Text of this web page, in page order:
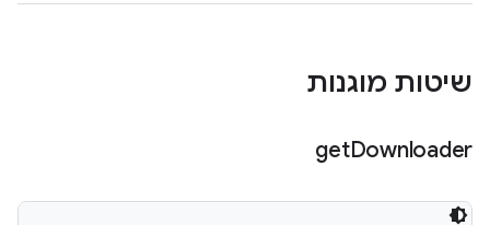
שיטות מוגנות
getDownloader